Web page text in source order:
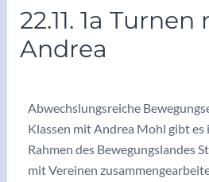
22.11. 1a Turnen
Andrea
Abwechslungsreiche
Klassen mit Andrea Mohl gibt es
Rahmen des Bewegungslandes
mit Vereinen